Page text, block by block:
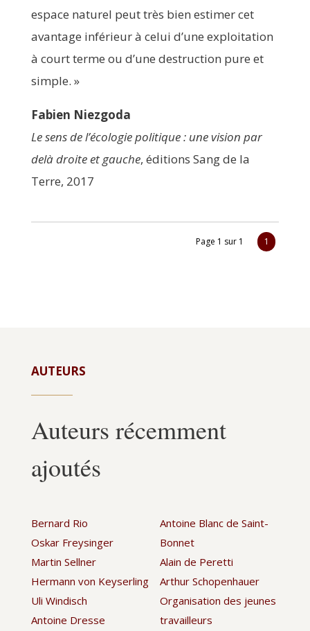
espace natu­rel peut très bien esti­mer cet
avan­tage infé­rieur à celui d’une exploi­ta­tion
à court terme ou d’une des­truc­tion pure et
simple. »
Fabien Niez­go­da
Le sens de l’é­co­lo­gie poli­tique : une vision par
delà droite et gauche, édi­tions Sang de la
Terre, 2017
Page 1 sur 1 1
AUTEURS
Auteurs récemment
ajoutés
Bernard Rio
Oskar Freysinger
Martin Sellner
Hermann von Keyserling
Uli Windisch
Antoine Dresse
Antoine Blanc de Saint-
Bonnet
Alain de Peretti
Arthur Schopenhauer
Organisation des jeunes
travailleurs